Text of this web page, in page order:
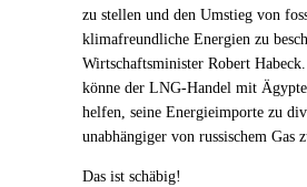
zu stellen und den Umstieg von
klimafreundliche Energien zu
Wirtschaftsminister Robert
könne der LNG-Handel mit
helfen, seine Energieimporte zu
unabhängiger von russischem Gas
Das ist schäbig!